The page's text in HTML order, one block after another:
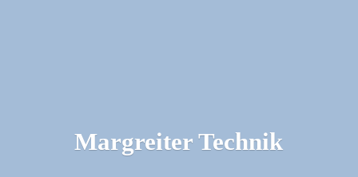
Margreiter Technik